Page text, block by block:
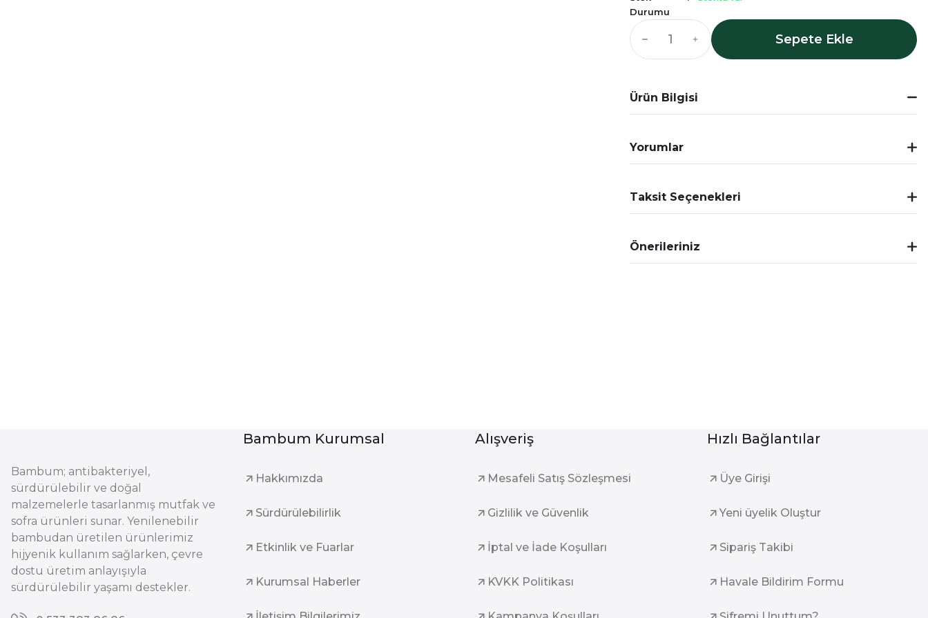
Durumu
Sepete Ekle
Ürün Bilgisi
Yorumlar
Taksit Seçenekleri
Önerileriniz
Bambum; antibakteriyel,
sürdürülebilir ve doğal
malzemelerle tasarlanmış mutfak ve
sofra ürünleri sunar. Yenilenebilir
bambudan üretilen ürünlerimiz
hijyenik kullanım sağlarken, çevre
dostu üretim anlayışıyla
sürdürülebilir yaşamı destekler.
Bambum Kurumsal
Hakkımızda
Sürdürülebilirlik
Etkinlik ve Fuarlar
Kurumsal Haberler
Alışveriş
Mesafeli Satış Sözleşmesi
Gizlilik ve Güvenlik
İptal ve İade Koşulları
KVKK Politikası
Hızlı Bağlantılar
Üye Girişi
Yeni üyelik Oluştur
Sipariş Takibi
Havale Bildirim Formu